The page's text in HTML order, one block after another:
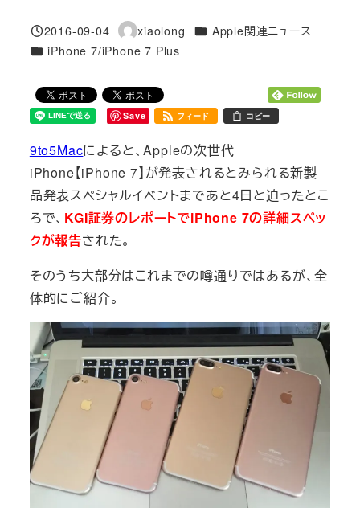
投稿日
2016-09-04
著
者
xiaolong カテゴリー
Apple関連ニュース
カテゴリー
iPhone 7/iPhone 7 Plus
Save フィード コピー
9to5Macによると、Appleの次世代
iPhone【iPhone 7】が発表されるとみられる新製
品発表スペシャルイベントまであと4日と迫ったとこ
ろで、 KGI証券のレポートでiPhone 7の詳細スペッ
クが報告された。
そのうち大部分はこれまでの噂通りではあるが、全
体的にご紹介。